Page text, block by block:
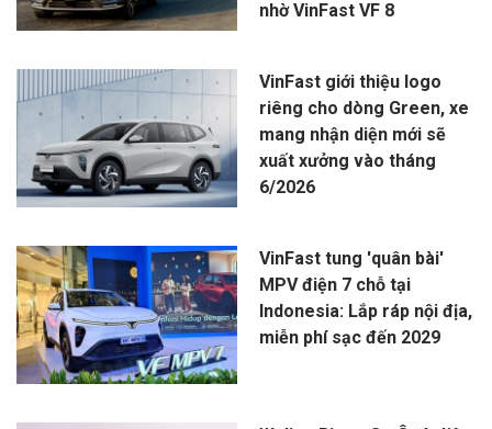
nhờ VinFast VF 8
VinFast giới thiệu logo
riêng cho dòng Green, xe
mang nhận diện mới sẽ
xuất xưởng vào tháng
6/2026
VinFast tung 'quân bài'
MPV điện 7 chỗ tại
Indonesia: Lắp ráp nội địa,
miễn phí sạc đến 2029